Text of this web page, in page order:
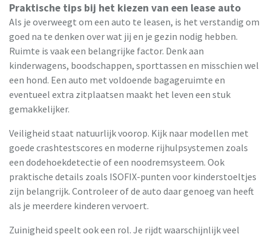
Praktische tips bij het kiezen van een lease auto
Als je overweegt om een auto te leasen, is het verstandig om
goed na te denken over wat jij en je gezin nodig hebben.
Ruimte is vaak een belangrijke factor. Denk aan
kinderwagens, boodschappen, sporttassen en misschien wel
een hond. Een auto met voldoende bagageruimte en
eventueel extra zitplaatsen maakt het leven een stuk
gemakkelijker.
Veiligheid staat natuurlijk voorop. Kijk naar modellen met
goede crashtestscores en moderne rijhulpsystemen zoals
een dodehoekdetectie of een noodremsysteem. Ook
praktische details zoals ISOFIX-punten voor kinderstoeltjes
zijn belangrijk. Controleer of de auto daar genoeg van heeft
als je meerdere kinderen vervoert.
Zuinigheid speelt ook een rol. Je rijdt waarschijnlijk veel